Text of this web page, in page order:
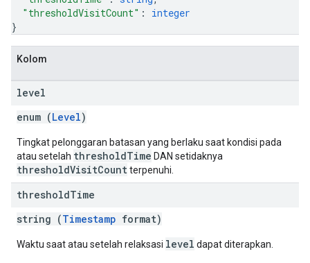
"thresholdVisitCount" : integer
}
Kolom
level
enum (Level)
Tingkat pelonggaran batasan yang berlaku saat kondisi pada
atau setelah thresholdTime DAN setidaknya
thresholdVisitCountterpenuhi.
thresholdTime
string (Timestamp format)
Waktu saat atau setelah relaksasi level dapat diterapkan.